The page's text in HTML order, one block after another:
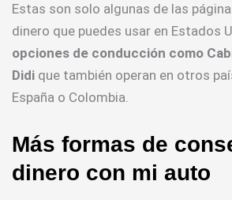
Estas son solo algunas de las
dinero que puedes usar en Estados
opciones de conducción como
Didi que también operan en otros
España o Colombia.
Más formas de
dinero con mi auto